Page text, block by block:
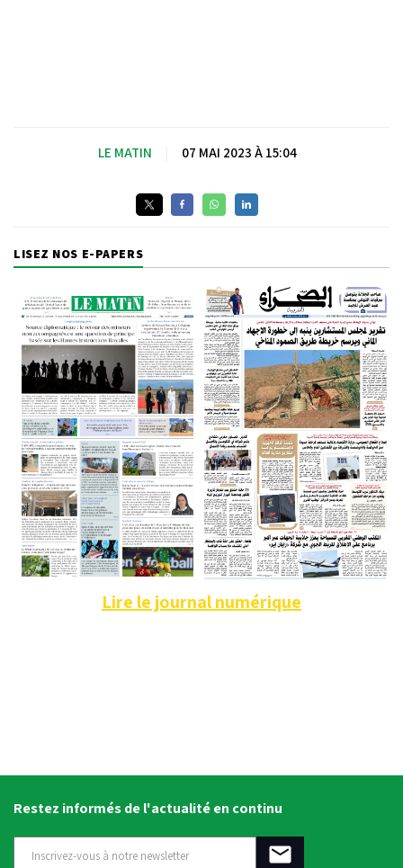
LE MATIN 07 MAI 2023 À 15:04
LISEZ NOS E-PAPERS
Lire le journal numérique
Restez informés de l'actualité en continu